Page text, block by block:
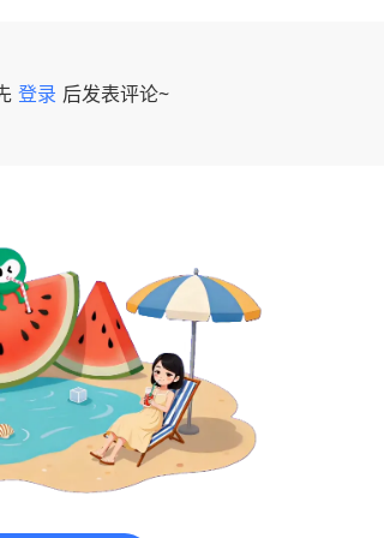
登录 后发表评论~